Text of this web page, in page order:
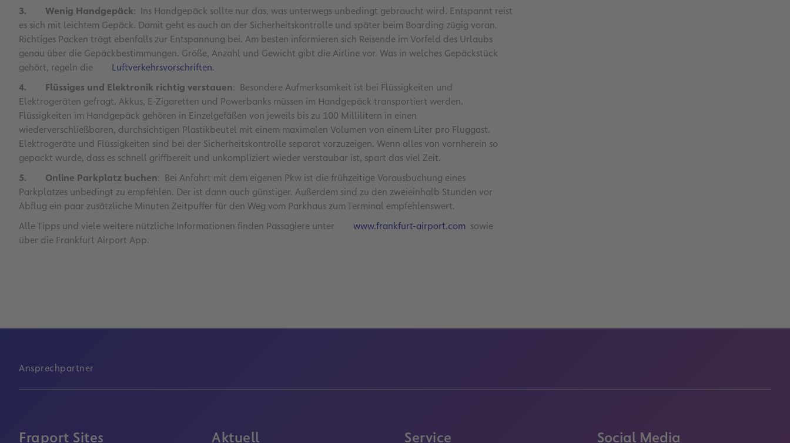
3. Wenig Handgepäck: Ins Handgepäck sollte nur das, was unterwegs unbedingt gebraucht wird. Entspannt reist
es sich mit leichtem Gepäck. Damit geht es auch an der Sicherheitskontrolle und später beim Boarding zügig voran.
Richtiges Packen trägt ebenfalls zur Entspannung bei. Am besten informieren sich Reisende im Vorfeld des Urlaubs
genau über die Gepäckbestimmungen. Größe, Anzahl und Gewicht gibt die Airline vor. Was in welches Gepäckstück
gehört, regeln die
Luftverkehrsvorschriften.
4. Flüssiges und Elektronik richtig verstauen: Besondere Aufmerksamkeit ist bei Flüssigkeiten und
Elektrogeräten gefragt. Akkus, E-Zigaretten und Powerbanks müssen im Handgepäck transportiert werden.
Flüssigkeiten im Handgepäck gehören in Einzelgefäßen von jeweils bis zu 100 Millilitern in einen
wiederverschließbaren, durchsichtigen Plastikbeutel mit einem maximalen Volumen von einem Liter pro Fluggast.
Elektrogeräte und Flüssigkeiten sind bei der Sicherheitskontrolle separat vorzuzeigen. Wenn alles von vornherein so
gepackt wurde, dass es schnell griffbereit und unkompliziert wieder verstaubar ist, spart das viel Zeit.
5. Online Parkplatz buchen: Bei Anfahrt mit dem eigenen Pkw ist die frühzeitige Vorausbuchung eines
Parkplatzes unbedingt zu empfehlen. Der ist dann auch günstiger. Außerdem sind zu den zweieinhalb Stunden vor
Abflug ein paar zusätzliche Minuten Zeitpuffer für den Weg vom Parkhaus zum Terminal empfehlenswert.
Alle Tipps und viele weitere nützliche Informationen finden Passagiere unter
www.frankfurt-airport.com sowie
über die Frankfurt Airport App.
Ansprechpartner
Fraport Sites Aktuell Service Social Media